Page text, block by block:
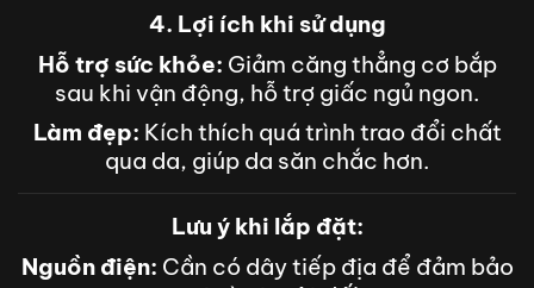
4. Lợi ích khi sử dụng
Hỗ trợ sức khỏe: Giảm căng thẳng cơ bắp
sau khi vận động, hỗ trợ giấc ngủ ngon.
Làm đẹp: Kích thích quá trình trao đổi chất
qua da, giúp da săn chắc hơn.
Lưu ý khi lắp đặt:
Nguồn điện: Cần có dây tiếp địa để đảm bảo